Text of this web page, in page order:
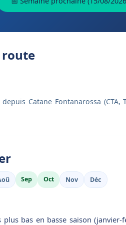
route
Catane Fontanarossa (CTA,
Sep Oct Nov Déc
bas en basse saison (janvier-